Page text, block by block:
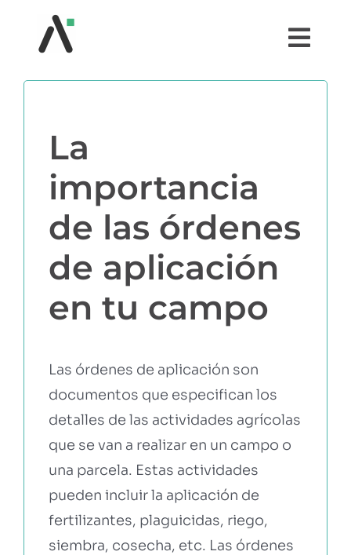
¿QUÉ ES AGRI?
MÓDULOS
TESTIMONIOS
PRECIOS
EBOOKS Y RECURSOS
PRUÉBALO GRATIS
La
importancia
de las órdenes
de aplicación
en tu campo
Las órdenes de aplicación son
documentos que especifican los
detalles de las actividades agrícolas
que se van a realizar en un campo o
una parcela. Estas actividades
pueden incluir la aplicación de
fertilizantes, plaguicidas, riego,
siembra, cosecha, etc. Las órdenes